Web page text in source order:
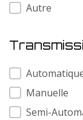
Autre
Manuelle
Semi-